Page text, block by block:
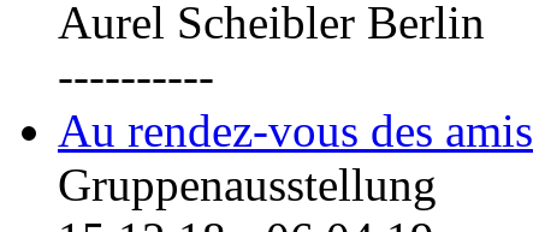
Aurel Scheibler Berlin
----------
Au rendez-vous des amis
Gruppenausstellung